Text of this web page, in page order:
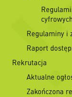
cyfrowych
Regulaminy i
Raport
Rekrutacja
Aktualne
Zakończona